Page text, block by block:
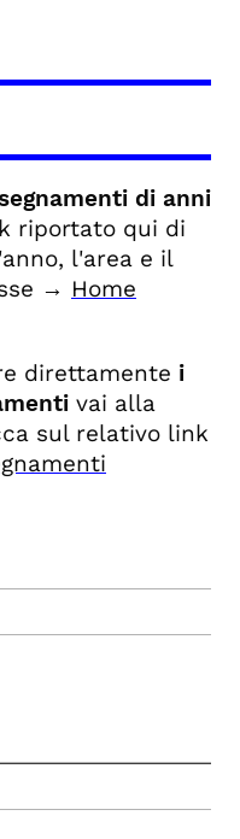
di anni
riportato qui di
l'area e il
→ Home
direttamente i
vai alla
sul relativo link